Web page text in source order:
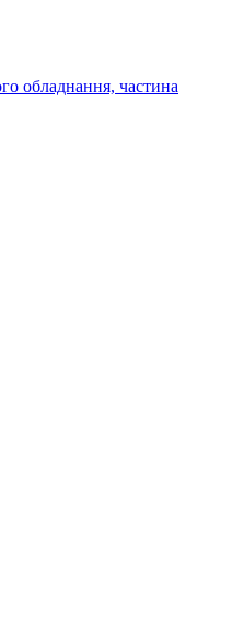
обладнання, частина